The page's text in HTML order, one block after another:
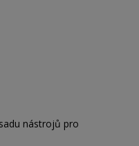
nástrojů pro